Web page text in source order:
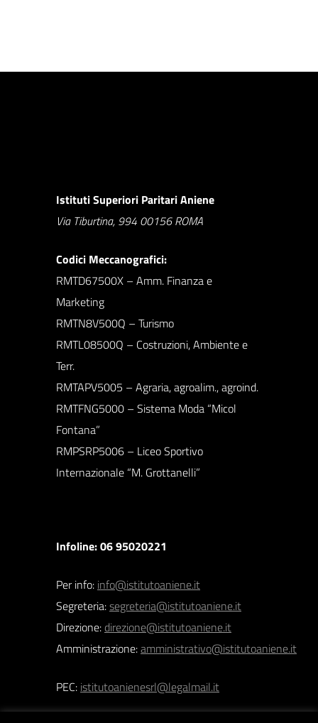
Istituti Superiori Paritari Aniene
Via Tiburtina, 994 00156 ROMA
Codici Meccanografici:
RMTD67500X – Amm. Finanza e
Marketing
RMTN8V500Q – Turismo
RMTL08500Q – Costruzioni, Ambiente e
Terr.
RMTAPV5005 – Agraria, agroalim., agroind.
RMTFNG5000 – Sistema Moda “Micol
Fontana”
RMPSRP5006 – Liceo Sportivo
Internazionale “M. Grottanelli”
Infoline: 06 95020221
Per info: info@istitutoaniene.it
Segreteria:segreteria@istitutoaniene.it
Direzione: direzione@istitutoaniene.it
Amministrazione:amministrativo@istitutoaniene.it
PEC: istitutoanienesrl@legalmail.it